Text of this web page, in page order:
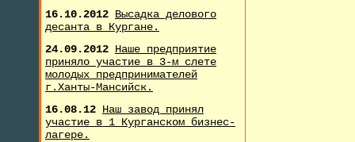
16.10.2012 Высадка делового
десанта в Кургане.
24.09.2012 Наше предприятие
приняло участие в 3-м слете
молодых предпринимателей
г.Ханты-Мансийск.
16.08.12 Наш завод принял
участие в 1 Курганском бизнес-
лагере.